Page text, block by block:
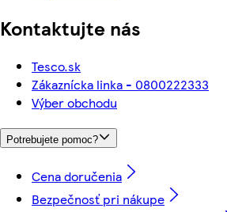
Kontaktujte nás
Tesco.sk
Zákaznícka linka - 0800222333
Výber obchodu
Potrebujete pomoc?
Cena doručenia
Bezpečnosť pri nákupe